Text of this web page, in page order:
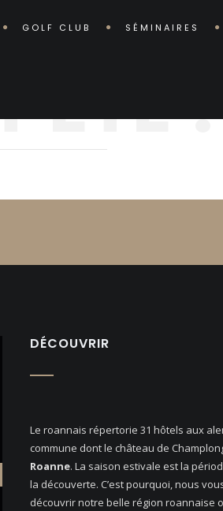
GOLF CLUB SÉMINAIRES
ÉTÉ
DÉCOUVRIR
Le roannais répertorie 31 hôtels aux
commune dont le château de
Roanne. La saison estivale est la
la découverte. C’est pourquoi, nous
découvrir notre belle région roannaise